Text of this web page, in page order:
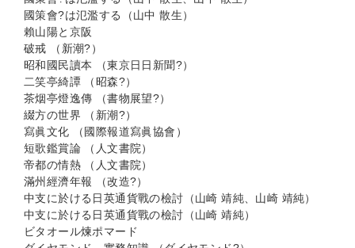
國策會?は氾濫する（山中 散生）
賴山陽と京阪
破戒 （新潮?）
昭和國民讀本 （東京日日新聞?）
二笑亭綺譚 （昭森?）
茶烟亭燈逸傳 （書物展望?）
綴方の世界 （新潮?）
寫眞文化 （國際報道寫眞協會）
短歌鑑賞論 （人文書院）
帝都の情熱 （人文書院）
滿州經濟年報 （改造?）
中支に於ける日英通貨戰の檢討（山崎 靖純、山崎 靖純）
中支に於ける日英通貨戰の檢討（山崎 靖純）
ビタオール煉ポマード